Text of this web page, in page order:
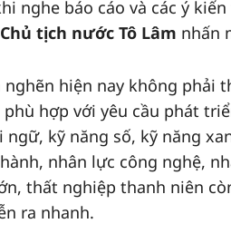
nghe báo cáo và các ý
tịch nước Tô Lâm nhấn
hiện nay không phải
phù hợp với yêu cầu phát
ngữ, kỹ năng số, kỹ năng
nhân lực công nghệ,
thất nghiệp thanh niên
ra nhanh.